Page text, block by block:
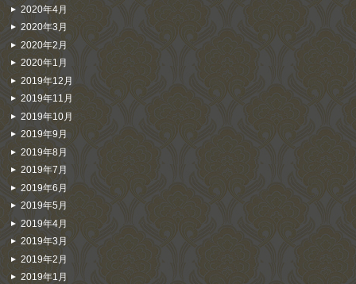
2020年4月
2020年3月
2020年2月
2020年1月
2019年12月
2019年11月
2019年10月
2019年9月
2019年8月
2019年7月
2019年6月
2019年5月
2019年4月
2019年3月
2019年2月
2019年1月